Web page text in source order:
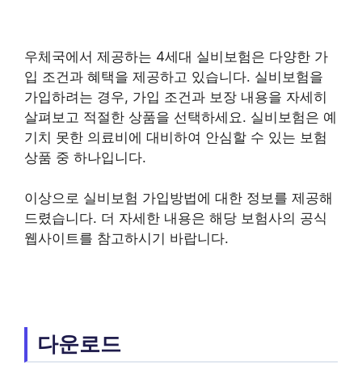
우체국에서 제공하는 4세대 실비보험은 다양한 가
입 조건과 혜택을 제공하고 있습니다. 실비보험을
가입하려는 경우, 가입 조건과 보장 내용을 자세히
살펴보고 적절한 상품을 선택하세요. 실비보험은 예
기치 못한 의료비에 대비하여 안심할 수 있는 보험
상품 중 하나입니다.
이상으로 실비보험 가입방법에 대한 정보를 제공해
드렸습니다. 더 자세한 내용은 해당 보험사의 공식
웹사이트를 참고하시기 바랍니다.
다운로드